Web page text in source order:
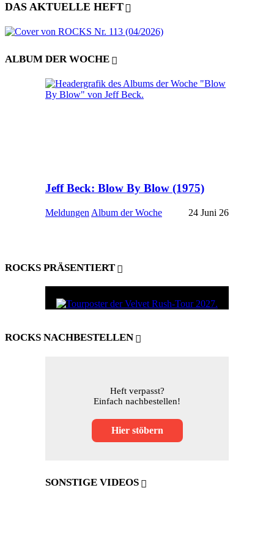
DAS AKTUELLE HEFT
ALBUM DER WOCHE
Jeff Beck: Blow By Blow (1975)
Meldungen Album der Woche 24 Juni 26
ROCKS PRÄSENTIERT
ROCKS NACHBESTELLEN
Heft verpasst?
Einfach nachbestellen!
Hier stöbern
SONSTIGE VIDEOS